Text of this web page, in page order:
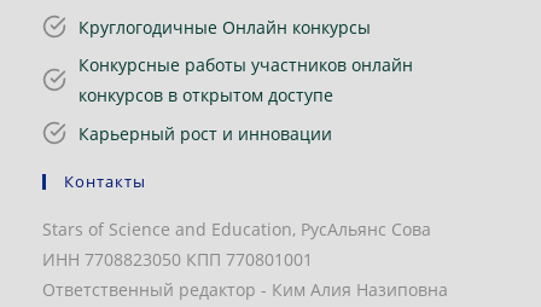
Круглогодичные Онлайн конкурсы
Конкурсные работы участников онлайн
конкурсов в открытом доступе
Карьерный рост и инновации
Контакты
Stars of Science and Education, РусАльянс Сова
ИНН 7708823050 КПП 770801001
Ответственный редактор - Ким Алия Назиповна